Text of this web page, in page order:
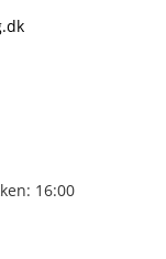
16:00